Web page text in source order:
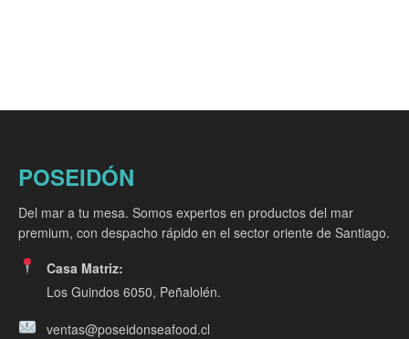
POSEIDÓN
Del mar a tu mesa. Somos expertos en productos del mar
premium, con despacho rápido en el sector oriente de Santiago.
Casa Matriz:
Los Guindos 6050, Peñalolén.
ventas@poseidonseafood.cl